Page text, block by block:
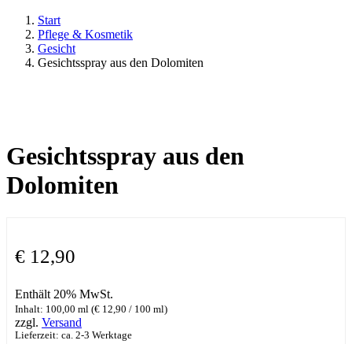
Start
Pflege & Kosmetik
Gesicht
Gesichtsspray aus den Dolomiten
Gesichtsspray aus den
Dolomiten
€ 12,90
Enthält 20% MwSt.
Inhalt: 100,00 ml (€ 12,90 / 100 ml)
zzgl. Versand
Lieferzeit: ca. 2-3 Werktage